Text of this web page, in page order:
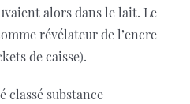
alors dans le lait. Le
révélateur de l’encre
de caisse).
classé substance